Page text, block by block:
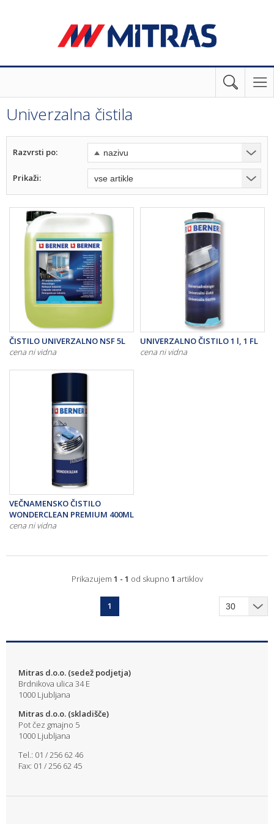
Univerzalna čistila
Razvrsti po:
Prikaži:
ČISTILO UNIVERZALNO NSF 5L
cena ni vidna
UNIVERZALNO ČISTILO 1 l, 1 FL
cena ni vidna
VEČNAMENSKO ČISTILO
WONDERCLEAN PREMIUM 400ML
cena ni vidna
Prikazujem 1 - 1 od skupno 1 artiklov
1
Mitras d.o.o. (sedež podjetja)
Brdnikova ulica 34 E
1000 Ljubljana
Mitras d.o.o. (skladišče)
Pot čez gmajno 5
1000 Ljubljana
Tel.: 01 / 256 62 46
Fax: 01 / 256 62 45